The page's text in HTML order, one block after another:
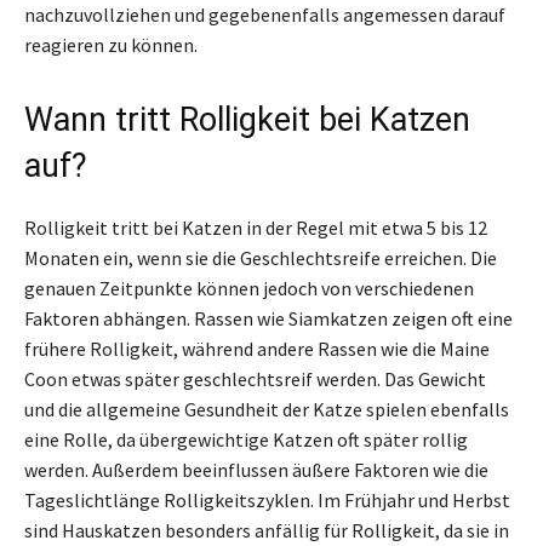
nachzuvollziehen und gegebenenfalls angemessen darauf
reagieren zu können.
Wann tritt Rolligkeit bei Katzen
auf?
Rolligkeit tritt bei Katzen in der Regel mit etwa 5 bis 12
Monaten ein, wenn sie die Geschlechtsreife erreichen. Die
genauen Zeitpunkte können jedoch von verschiedenen
Faktoren abhängen. Rassen wie Siamkatzen zeigen oft eine
frühere Rolligkeit, während andere Rassen wie die Maine
Coon etwas später geschlechtsreif werden. Das Gewicht
und die allgemeine Gesundheit der Katze spielen ebenfalls
eine Rolle, da übergewichtige Katzen oft später rollig
werden. Außerdem beeinflussen äußere Faktoren wie die
Tageslichtlänge Rolligkeitszyklen. Im Frühjahr und Herbst
sind Hauskatzen besonders anfällig für Rolligkeit, da sie in